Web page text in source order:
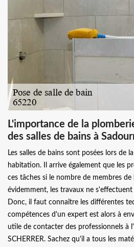
L'importance de la
des salles de bains à
Les salles de bains sont posées lors de
habitation. Il arrive également que les
ces tâches si le nombre de membres
évidemment, les travaux ne
Donc, il faut connaître les différentes
compétences d'un expert est alors à
utile de contacter des professionnels à
SCHERRER. Sachez qu'il a tous les